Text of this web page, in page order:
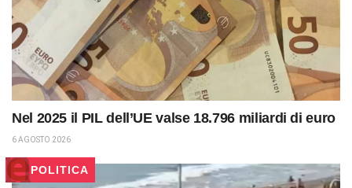
Nel 2025 il PIL dell’UE valse 18.796 miliardi di euro
6 AGOSTO 2026
POLITICA